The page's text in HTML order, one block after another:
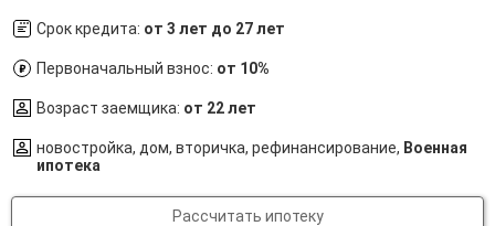
Срок кредита: от 3 лет до 27 лет
Первоначальный взнос: от 10%
Возраст заемщика: от 22 лет
новостройка, дом, вторичка, рефинансирование, Военная
ипотека
Рассчитать ипотеку